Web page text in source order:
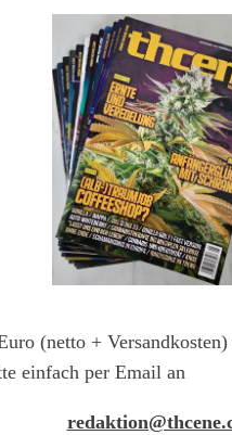
(netto +
einfach per Email an